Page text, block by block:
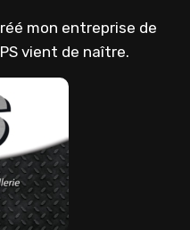
mon entreprise de
vient de naître.